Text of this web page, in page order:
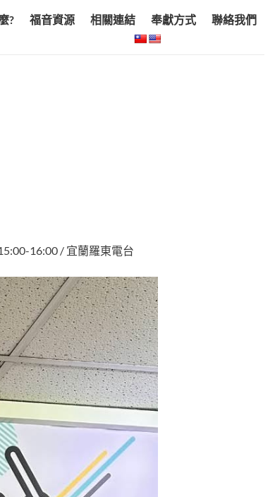
? 福音資源 相關連結 奉獻方式 聯絡我們
16:00 / 宜蘭羅東電台